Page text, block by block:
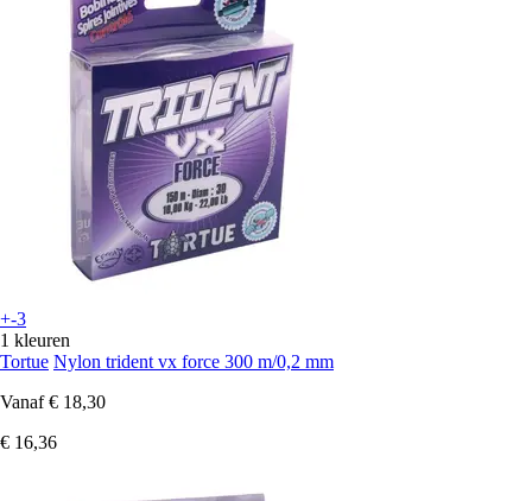
+-3
1 kleuren
Tortue Nylon trident vx force 300 m/0,2 mm
Vanaf € 18,30
€ 16,36